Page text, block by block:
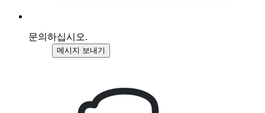
문의하십시오.
메시지 보내기